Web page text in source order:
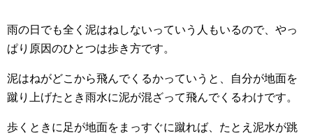
雨の日でも全く泥はねしないっていう人もいるので、やっ
ぱり原因のひとつは歩き方です。
泥はねがどこから飛んでくるかっていうと、自分が地面を
蹴り上げたとき雨水に泥が混ざって飛んでくるわけです。
歩くときに足が地面をまっすぐに蹴れば、たとえ泥水が跳